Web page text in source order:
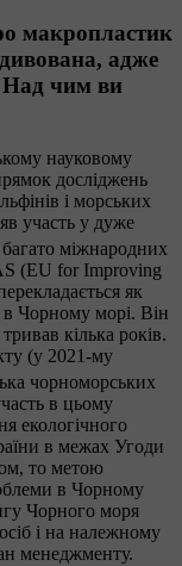
макропластик
адже
Над чим ви
науковому
досліджень
і морських
участь у дуже
міжнародних
(EU for Improving
як
в Чорному морі. Він
кілька років.
(у 2021-му
чорноморських
в цьому
екологічного
в межах Угоди
то метою
в Чорному
Чорного моря
і на належному
менеджменту.